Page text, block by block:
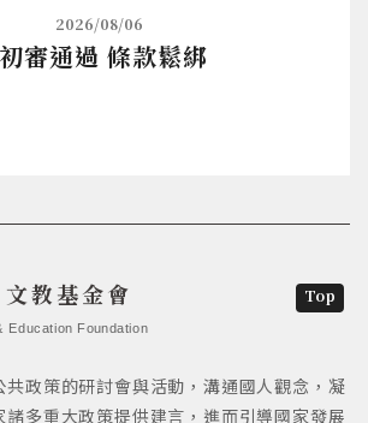
2026/08/06
審通過 條款鬆綁
文教基金會
Education Foundation
政策的研討會與活動，溝通國人觀念，凝
多重大政策提供建言，進而引導國家發展
Top